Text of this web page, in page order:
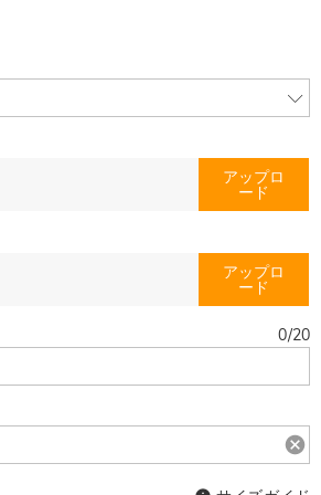
アップロ
ード
アップロ
ード
0/20